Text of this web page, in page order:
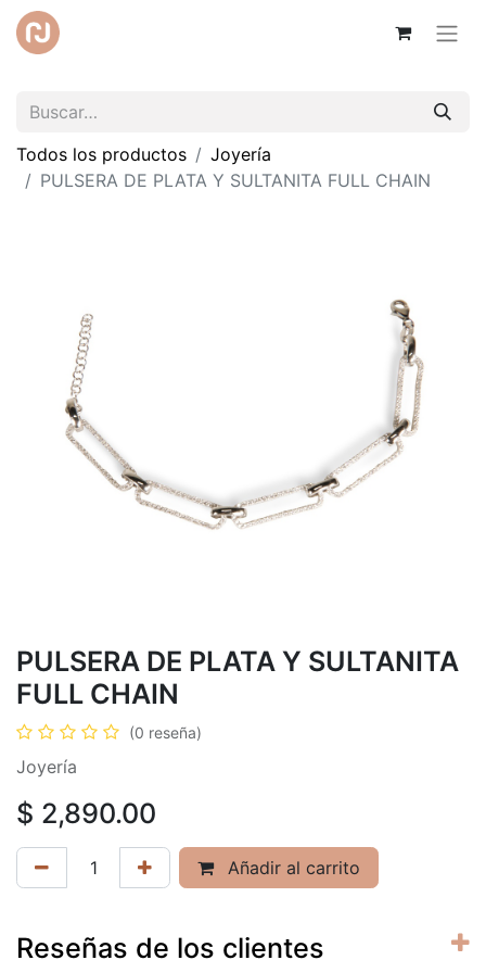
Todos los productos
Joyería
PULSERA DE PLATA Y SULTANITA FULL CHAIN
PULSERA DE PLATA Y SULTANITA
FULL CHAIN
(0 reseña)
Joyería
$ 2,890.00
Añadir al carrito
Reseñas de los clientes